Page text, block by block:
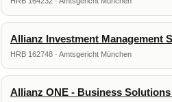
Allianz Investment Management
HRB 162748 · Amtsgericht München
Allianz ONE - Business Solutions